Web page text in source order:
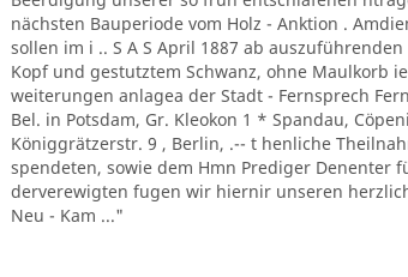
nächsten Bauperiode vom Holz - Anktion .
sollen im i .. S A S April 1887 ab
Kopf und gestutztem Schwanz, ohne Maulkorb
weiterungen anlagea der Stadt - Fernsprech
Bel. in Potsdam, Gr. Kleokon 1 * Spandau,
Königgrätzerstr. 9 , Berlin, .-- t henliche
spendeten, sowie dem Hmn Prediger Denenter
derverewigten fugen wir hiernir unseren
Neu - Kam ..."